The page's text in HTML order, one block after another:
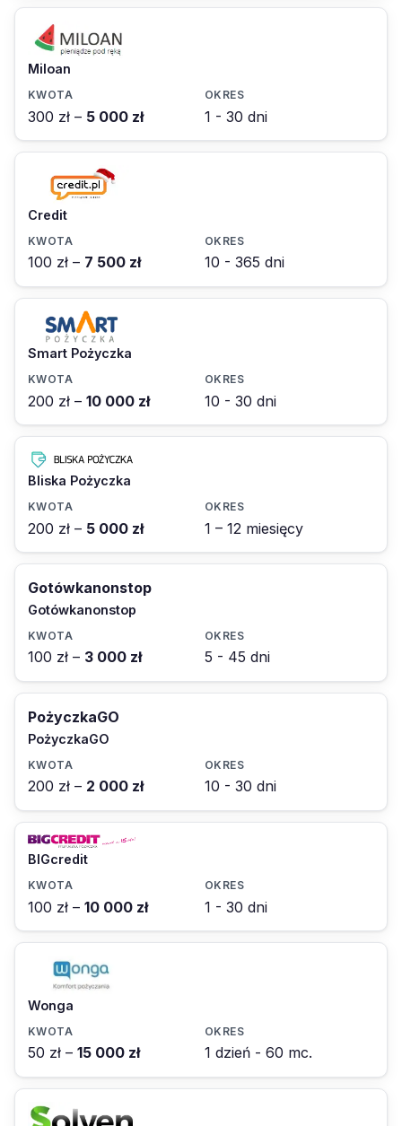
Miloan
300 zł – 5 000 zł 1 - 30 dni
Credit
100 zł – 7 500 zł 10 - 365 dni
Smart Pożyczka
200 zł – 10 000 zł 10 - 30 dni
Bliska Pożyczka
200 zł – 5 000 zł 1 – 12 miesięcy
Gotówkanonstop
Gotówkanonstop
100 zł – 3 000 zł 5 - 45 dni
PożyczkaGO
PożyczkaGO
200 zł – 2 000 zł 10 - 30 dni
BIGcredit
100 zł – 10 000 zł 1 - 30 dni
Wonga
50 zł – 15 000 zł 1 dzień - 60 mc.